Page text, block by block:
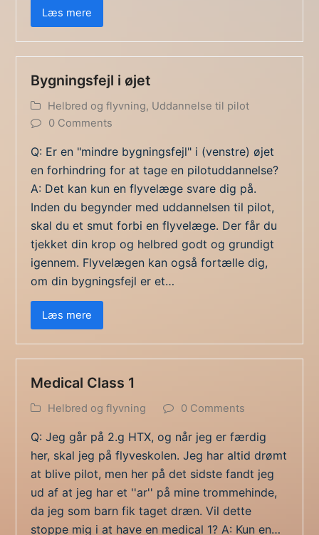
Læs mere
Bygningsfejl i øjet
Helbred og flyvning, Uddannelse til pilot
0 Comments
Q: Er en "mindre bygningsfejl" i (venstre) øjet
en forhindring for at tage en pilotuddannelse?
A: Det kan kun en flyvelæge svare dig på.
Inden du begynder med uddannelsen til pilot,
skal du et smut forbi en flyvelæge. Der får du
tjekket din krop og helbred godt og grundigt
igennem. Flyvelægen kan også fortælle dig,
om din bygningsfejl er et…
Læs mere
Medical Class 1
Helbred og flyvning 0 Comments
Q: Jeg går på 2.g HTX, og når jeg er færdig
her, skal jeg på flyveskolen. Jeg har altid drømt
at blive pilot, men her på det sidste fandt jeg
ud af at jeg har et ''ar'' på mine trommehinde,
da jeg som barn fik taget dræn. Vil dette
stoppe mig i at have en medical 1? A: Kun en…